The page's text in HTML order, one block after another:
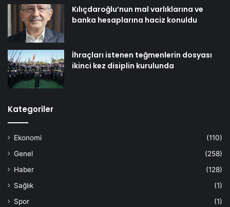
Kılıçdaroğlu’nun mal varlıklarına ve
banka hesaplarına haciz konuldu
İhraçları istenen teğmenlerin dosyası
ikinci kez disiplin kurulunda
Kategoriler
Ekonomi
(110)
Genel
(258)
Haber
(128)
Sağlık
(1)
Spor
(1)